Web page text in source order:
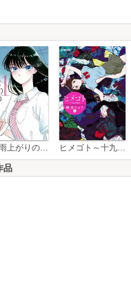
恋は雨上がりのように ヒメゴト～十九歳の制服～
品